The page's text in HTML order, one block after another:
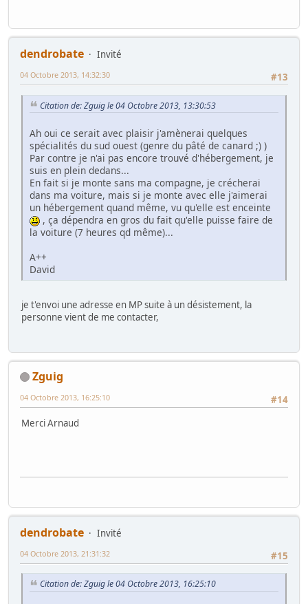
dendrobate
Invité
#13
04 Octobre 2013, 14:32:30
Citation de: Zguig le 04 Octobre 2013, 13:30:53
Ah oui ce serait avec plaisir j'amènerai quelques
spécialités du sud ouest (genre du pâté de canard ;) )
Par contre je n'ai pas encore trouvé d'hébergement, je
suis en plein dedans...
En fait si je monte sans ma compagne, je crécherai
dans ma voiture, mais si je monte avec elle j'aimerai
un hébergement quand même, vu qu'elle est enceinte
, ça dépendra en gros du fait qu'elle puisse faire de
la voiture (7 heures qd même)...
A++
David
je t'envoi une adresse en MP suite à un désistement, la
personne vient de me contacter,
Zguig
#14
04 Octobre 2013, 16:25:10
Merci Arnaud
dendrobate
Invité
#15
04 Octobre 2013, 21:31:32
Citation de: Zguig le 04 Octobre 2013, 16:25:10